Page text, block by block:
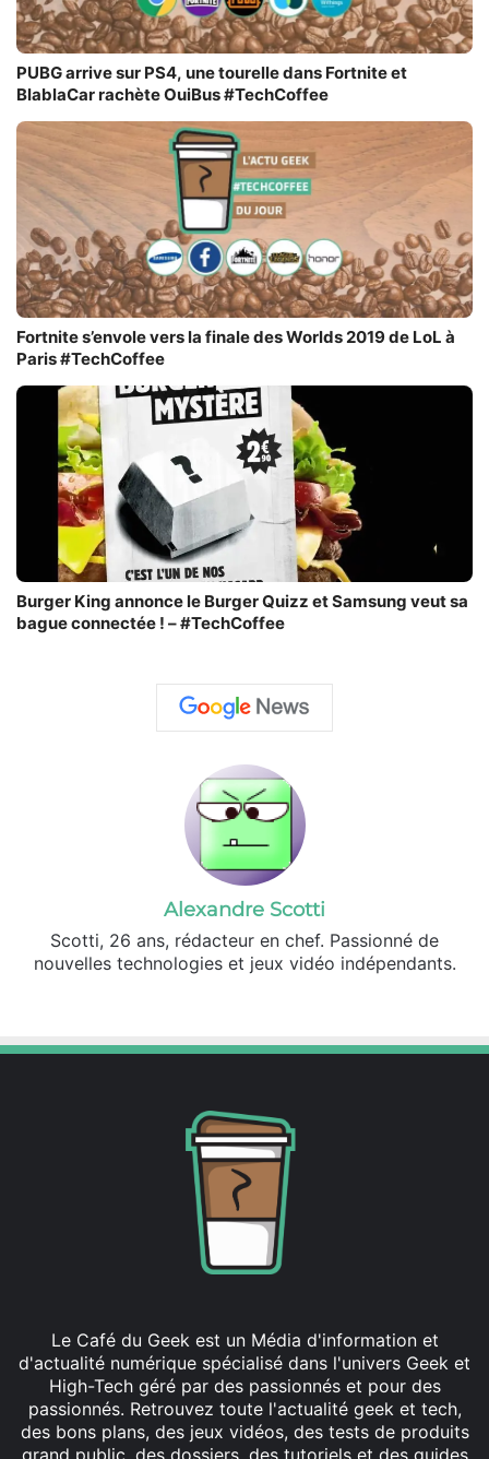
PUBG arrive sur PS4, une tourelle dans Fortnite et
BlablaCar rachète OuiBus #TechCoffee
Fortnite s’envole vers la finale des Worlds 2019 de LoL à
Paris #TechCoffee
Burger King annonce le Burger Quizz et Samsung veut sa
bague connectée ! – #TechCoffee
Alexandre Scotti
Scotti, 26 ans, rédacteur en chef. Passionné de
nouvelles technologies et jeux vidéo indépendants.
din
Le Café du Geek est un Média d'information et
d'actualité numérique spécialisé dans l'univers Geek et
High-Tech géré par des passionnés et pour des
passionnés. Retrouvez toute l'actualité geek et tech,
des bons plans, des jeux vidéos, des tests de produits
grand public, des dossiers, des tutoriels et des guides